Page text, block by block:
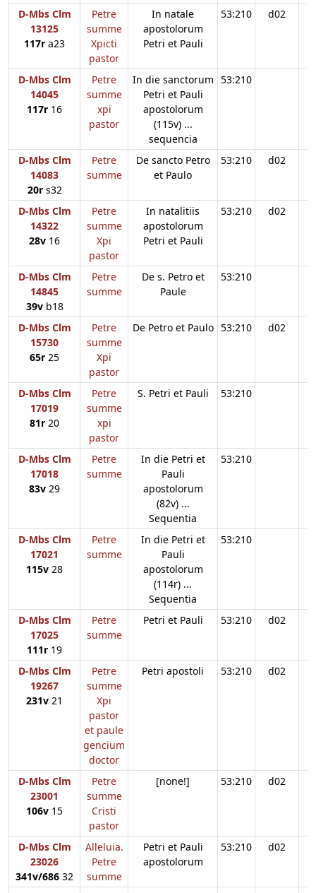
D-Mbs Clm
13125
117r a23
Petre
summe
Xpicti
pastor
In natale
apostolorum
Petri et Pauli
53:210 d02
D-Mbs Clm
14045
117r 16
Petre
summe
xpi
pastor
In die sanctorum
Petri et Pauli
apostolorum
(115v) ...
sequencia
53:210
D-Mbs Clm
14083
20rs32
Petre
summe
De sancto Petro
et Paulo
53:210 d02
D-Mbs Clm
14322
28v 16
Petre
summe
Xpi
pastor
In natalitiis
apostolorum
Petri et Pauli
53:210 d02
D-Mbs Clm
14845
39vb18
Petre
summe
De s. Petro et
Paule
53:210
D-Mbs Clm
15730
65r 25
Petre
summe
Xpi
pastor
De Petro et Paulo 53:210 d02
D-Mbs Clm
17019
81r 20
Petre
summe
xpi
pastor
S. Petri et Pauli 53:210
D-Mbs Clm
17018
83v 29
Petre
summe
In die Petri et
Pauli
apostolorum
(82v) ...
Sequentia
53:210
D-Mbs Clm
17021
115v 28
Petre
summe
In die Petri et
Pauli
apostolorum
(114r) ...
Sequentia
53:210
D-Mbs Clm
17025
111r 19
Petre
summe
Petri et Pauli 53:210 d02
D-Mbs Clm
19267
231v 21
Petre
summe
Xpi
pastor
et paule
gencium
doctor
Petri apostoli 53:210 d02
D-Mbs Clm
23001
106v 15
Petre
summe
Cristi
pastor
[none!] 53:210 d02
D-Mbs Clm
23026
341v/686 32
Alleluia.
Petre
summe
Petri et Pauli
apostolorum
53:210 d02